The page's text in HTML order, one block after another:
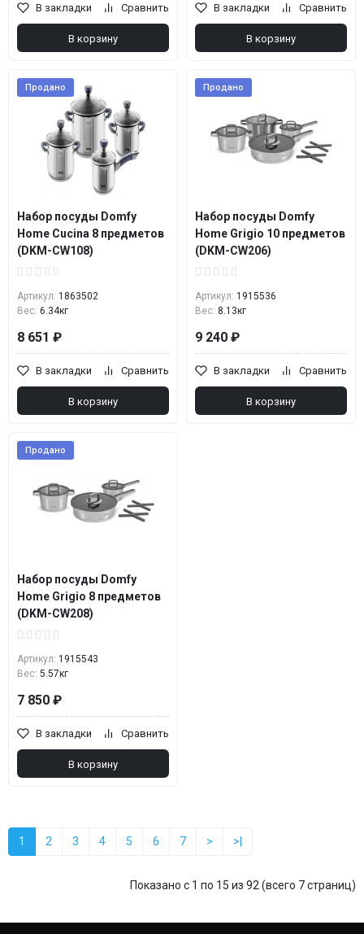
В закладки Сравнить
В корзину
В закладки Сравнить
В корзину
Продано
Набор посуды Domfy
Home Cucina 8 предметов
(DKM-CW108)
Артикул: 1863502
Вес: 6.34кг
8 651 ₽
В закладки Сравнить
В корзину
Продано
Набор посуды Domfy
Home Grigio 10 предметов
(DKM-CW206)
Артикул: 1915536
Вес: 8.13кг
9 240 ₽
В закладки Сравнить
В корзину
Продано
Набор посуды Domfy
Home Grigio 8 предметов
(DKM-CW208)
Артикул: 1915543
Вес: 5.57кг
7 850 ₽
В закладки Сравнить
В корзину
1 2 3 4 5 6 7 > >|
Показано с 1 по 15 из 92 (всего 7 страниц)